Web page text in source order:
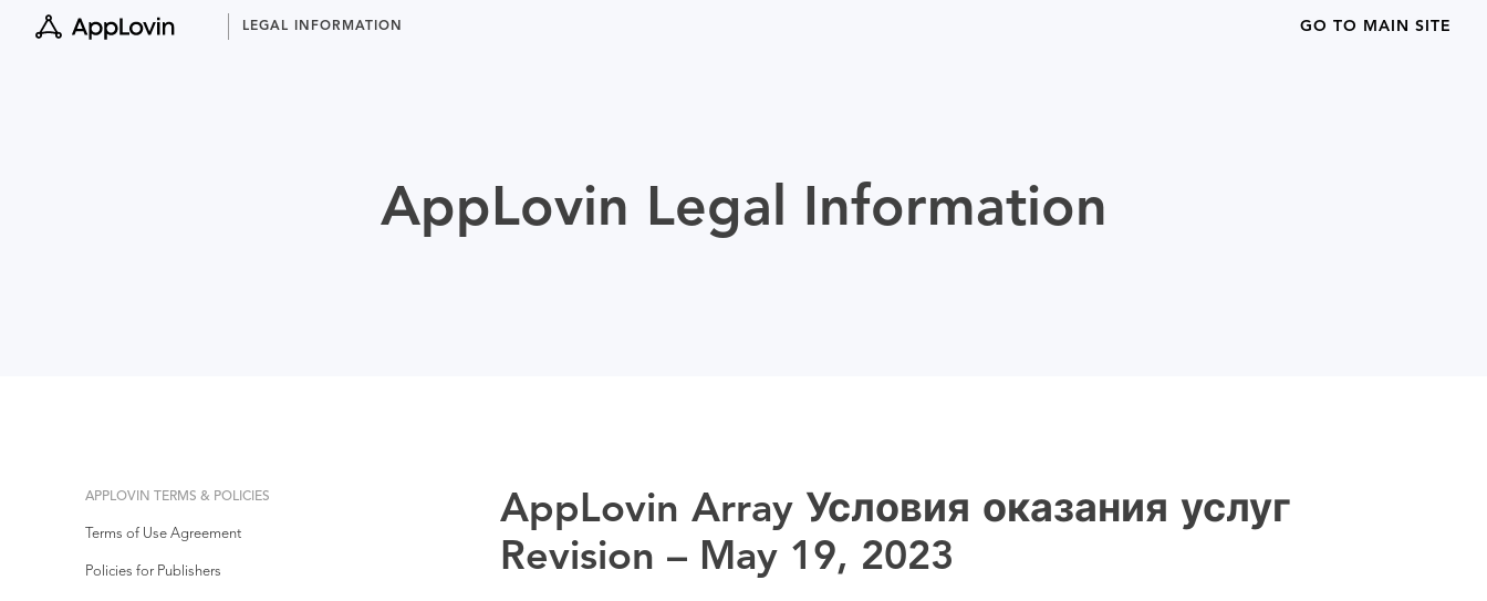
LEGAL INFORMATION GO TO MAIN SITE
AppLovin Legal Information
APPLOVIN TERMS & POLICIES
Terms of Use Agreement
Policies for Publishers
AppLovin Array Условия оказания услуг
Revision – May 19, 2023